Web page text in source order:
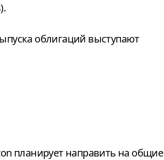
облигаций выступают
планирует направить на общие